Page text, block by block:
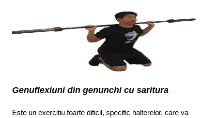
Genuflexiuni din genunchi cu saritura
Este un exercitiu foarte dificil, specific halterelor, care va